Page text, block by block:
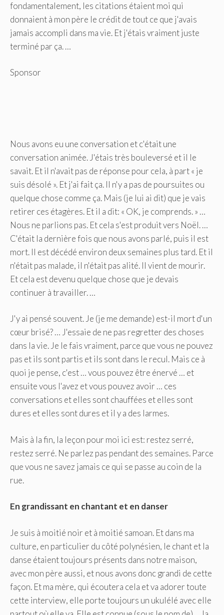
fondamentalement, les citations étaient moi qui
donnaient à mon père le crédit de tout ce que j'avais
jamais accompli dans ma vie. Et j'étais vraiment juste
terminé par ça. …
Sponsor
Nous avons eu une conversation et c'était une
conversation animée. J'étais très bouleversé et il le
savait. Et il n'avait pas de réponse pour cela, à part « je
suis désolé ». Et j'ai fait ça. Il n'y a pas de poursuites ou
quelque chose comme ça. Mais (je lui ai dit) que je vais
retirer ces étagères. Et il a dit: « OK, je comprends. » …
Nous ne parlions pas. Et cela s'est produit vers Noël. …
C'était la dernière fois que nous avons parlé, puis il est
mort. Il est décédé environ deux semaines plus tard. Et il
n'était pas malade, il n'était pas alité. Il vient de mourir.
Et cela est devenu quelque chose que je devais
continuer à travailler. …
J'y ai pensé souvent. Je (je me demande) est-il mort d'un
cœur brisé? … J'essaie de ne pas regretter des choses
dans la vie. Je le fais vraiment, parce que vous ne pouvez
pas et ils sont partis et ils sont dans le recul. Mais ce à
quoi je pense, c'est … vous pouvez être énervé … et
ensuite vous l'avez et vous pouvez avoir … ces
conversations et elles sont chauffées et elles sont
dures et elles sont dures et il y a des larmes.
Mais à la fin, la leçon pour moi ici est: restez serré,
restez serré. Ne parlez pas pendant des semaines. Parce
que vous ne savez jamais ce qui se passe au coin de la
rue.
En grandissant en chantant et en danser
Je suis à moitié noir et à moitié samoan. Et dans ma
culture, en particulier du côté polynésien, le chant et la
danse étaient toujours présents dans notre maison,
avec mon père aussi, et nous avons donc grandi de cette
façon. Et ma mère, qui écoutera cela et va adorer toute
cette interview, elle porte toujours un ukulélé avec elle